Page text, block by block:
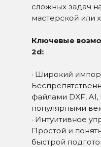
сложных задач
мастерской или
Ключевые
2d:
· Широкий
файлами DXF, AI,
популярными
· Интуитивное
Простой и
быстрой